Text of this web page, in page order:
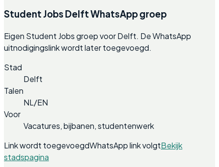
Student Jobs Delft WhatsApp groep
Eigen Student Jobs groep voor Delft. De WhatsApp
uitnodigingslink wordt later toegevoegd.
Stad
Delft
Talen
NL/EN
Voor
Vacatures, bijbanen, studentenwerk
Link wordt toegevoegdWhatsApp link volgtBekijk
stadspagina